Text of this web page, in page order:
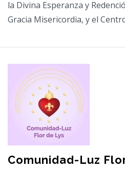
la Divina Esperanza y
Gracia Misericordia, y el
Comunidad-Luz